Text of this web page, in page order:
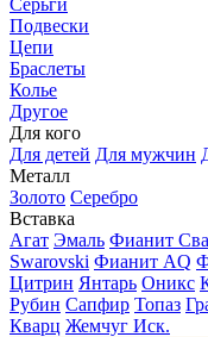
Серьги
Подвески
Цепи
Браслеты
Колье
Другое
Для кого
Для детей Для мужчин
Металл
Золото Серебро
Вставка
Агат Эмаль Фианит
Swarovski Фианит AQ
Цитрин Янтарь Оникс
Рубин Сапфир Топаз
Кварц Жемчуг Иск.